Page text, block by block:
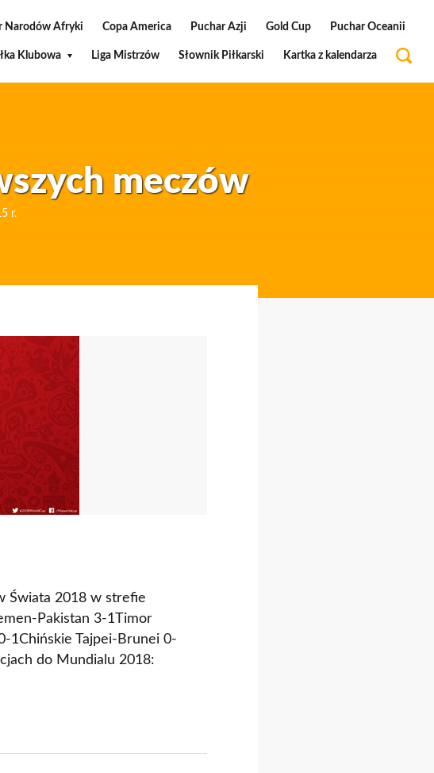
Narodów Afryki Copa America Puchar Azji Gold Cup Puchar Oceanii
Klubowa Liga Mistrzów Słownik Piłkarski Kartka z kalendarza
meczów
r.
Świata 2018 w strefie
Pakistan 3-1Timor
1Chińskie Tajpei-Brunei 0-
do Mundialu 2018: